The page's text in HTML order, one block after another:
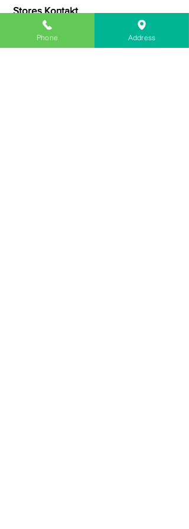
Stores Kontakt
(610) 596-8887
Phone Address